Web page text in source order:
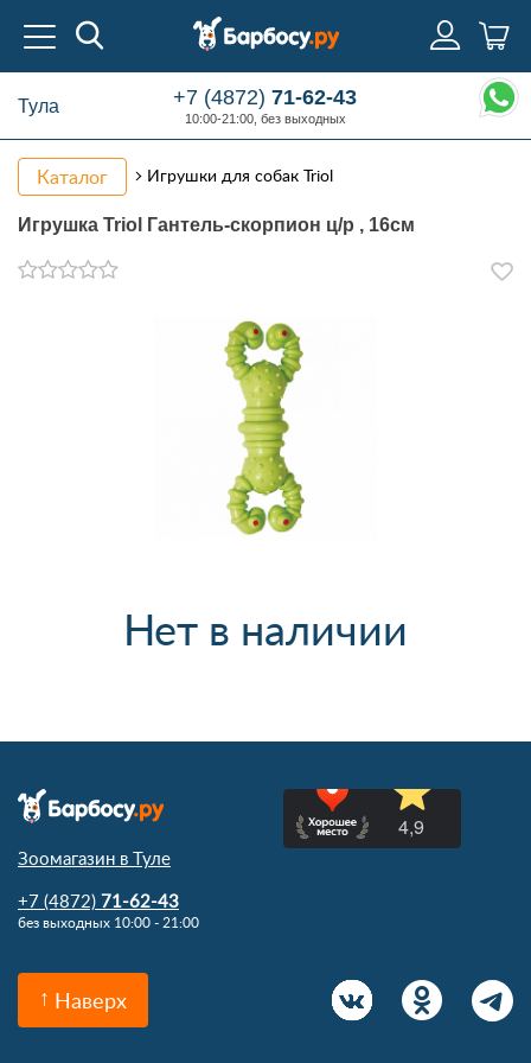
Тула +7 (4872)71-62-43
10:00-21:00, без выходных
Каталог Игрушки для собак Triol
Игрушка Triol Гантель-скорпион ц/р , 16см
Нет в наличии
Зоомагазин в Туле
+7 (4872) 71-62-43
без выходных 10:00 - 21:00
Наверх